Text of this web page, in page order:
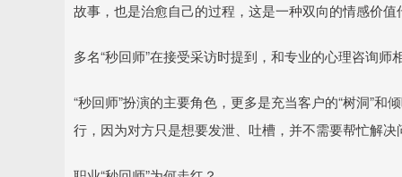
故事，也是治愈自己的过程，这是一种双向的情感价值
多名“秒回师”在接受采访时提到，和专业的心理咨询
“秒回师”扮演的主要角色，更多是充当客户的“树洞”
行，因为对方只是想要发泄、吐槽，并不需要帮忙解决